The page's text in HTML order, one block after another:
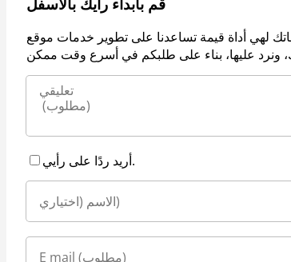
لهي أداة قيمة تساعدنا على تطوير خدمات موقع
أريد ردًا على رأيي.